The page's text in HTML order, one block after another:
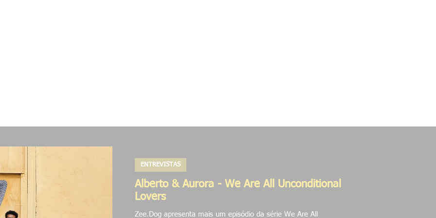
Alberto & Aurora - We Are All Unconditional
Lovers
Zee.Dog apresenta mais um episódio da série We Are All
ENTREVISTAS